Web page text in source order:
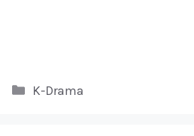
Kategori
K-Drama